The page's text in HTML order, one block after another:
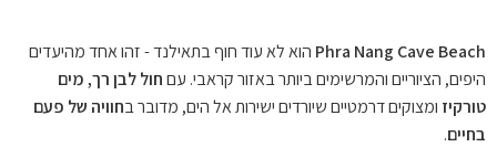
Phra Nang Cave Beach הוא לא עוד חוף בתאילנד - זהו אחד מהיעדים
היפים, הציוריים והמרשימים ביותר באזור קראבי. עםחול לבן רך, מים
טורקיז ומצוקים דרמטיים שיורדים ישירות אל הים, מדובר בחוויה של פעם
בחיים.